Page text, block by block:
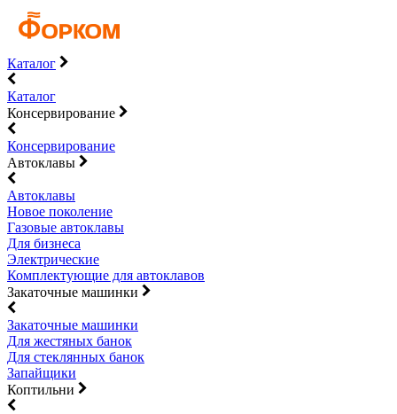
Каталог
Каталог
Консервирование
Консервирование
Автоклавы
Автоклавы
Новое поколение
Газовые автоклавы
Для бизнеса
Электрические
Комплектующие для автоклавов
Закаточные машинки
Закаточные машинки
Для жестяных банок
Для стеклянных банок
Запайщики
Коптильни